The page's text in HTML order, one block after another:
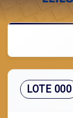
LOTE 000